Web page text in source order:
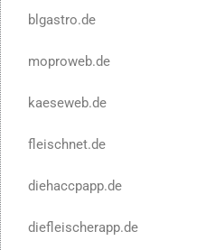
blgastro.de
moproweb.de
kaeseweb.de
fleischnet.de
diehaccpapp.de
diefleischerapp.de